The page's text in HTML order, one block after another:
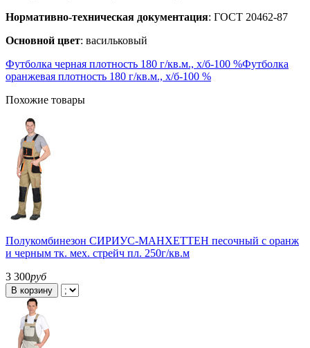
Нормативно-техническая документация: ГОСТ 20462-87
Основной цвет: васильковый
Футболка черная плотность 180 г/кв.м., х/б-100 %Футболка
оранжевая плотность 180 г/кв.м., х/б-100 %
Похожие товары
Полукомбинезон СИРИУС-МАНХЕТТЕН песочный с оранж
и черным тк. мех. стрейч пл. 250г/кв.м
3 300руб
В корзину